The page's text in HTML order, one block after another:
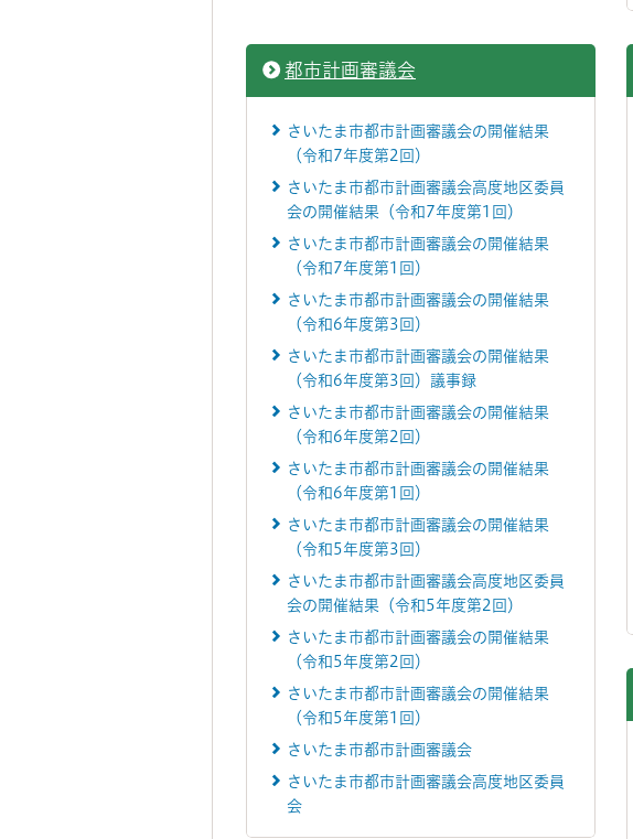
都市計画審議会
さいたま市都市計画審議会の開催結果
（令和7年度第2回）
さいたま市都市計画審議会高度地区委員
会の開催結果（令和7年度第1回）
さいたま市都市計画審議会の開催結果
（令和7年度第1回）
さいたま市都市計画審議会の開催結果
（令和6年度第3回）
さいたま市都市計画審議会の開催結果
（令和6年度第3回）議事録
さいたま市都市計画審議会の開催結果
（令和6年度第2回）
さいたま市都市計画審議会の開催結果
（令和6年度第1回）
さいたま市都市計画審議会の開催結果
（令和5年度第3回）
さいたま市都市計画審議会高度地区委員
会の開催結果（令和5年度第2回）
さいたま市都市計画審議会の開催結果
（令和5年度第2回）
さいたま市都市計画審議会の開催結果
（令和5年度第1回）
さいたま市都市計画審議会
さいたま市都市計画審議会高度地区委員
会